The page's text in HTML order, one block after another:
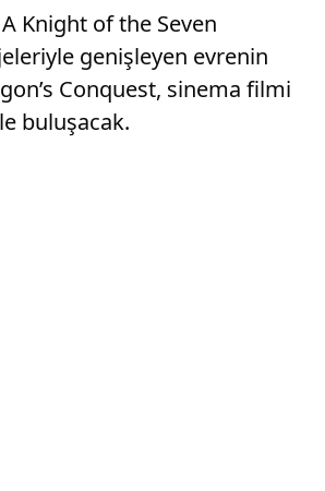
Knight of the Seven
genişleyen evrenin
Conquest, sinema filmi
buluşacak.